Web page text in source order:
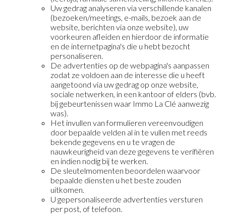
Uw gedrag analyseren via verschillende kanalen
(bezoeken/meetings, e-mails, bezoek aan de
website, berichten via onze website), uw
voorkeuren afleiden en hierdoor de informatie
en de internetpagina's die u hebt bezocht
personaliseren.
De advertenties op de webpagina's aanpassen
zodat ze voldoen aan de interesse die u heeft
aangetoond via uw gedrag op onze website,
sociale netwerken, in een kantoor of elders (bvb.
bij gebeurtenissen waar Immo La Clé aanwezig
was).
Het invullen van formulieren vereenvoudigen
door bepaalde velden al in te vullen met reeds
bekende gegevens en u te vragen de
nauwkeurigheid van deze gegevens te verifiëren
en indien nodig bij te werken.
De sleutelmomenten beoordelen waarvoor
bepaalde diensten u het beste zouden
uitkomen.
U gepersonaliseerde advertenties versturen
per post, of telefoon.